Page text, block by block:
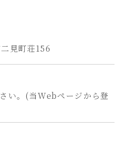
見町荘156
い。(当Webページから登